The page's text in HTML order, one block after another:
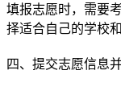
填报志愿时，需要
择适合自己的学校
四、提交志愿信息